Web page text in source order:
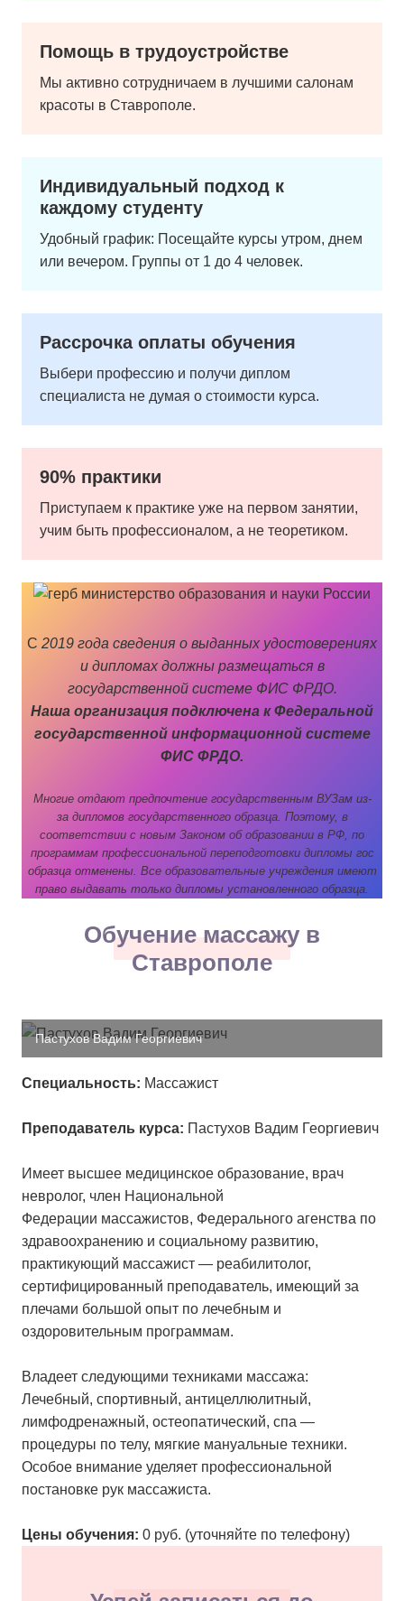
Помощь в трудоустройстве
Мы активно сотрудничаем в лучшими салонам
красоты в Ставрополе.
Индивидуальный подход к
каждому студенту
Удобный график: Посещайте курсы утром, днем
или вечером. Группы от 1 до 4 человек.
Рассрочка оплаты обучения
Выбери профессию и получи диплом
специалиста не думая о стоимости курса.
90% практики
Приступаем к практике уже на первом занятии,
учим быть профессионалом, а не теоретиком.
С 2019 года сведения о выданных удостоверениях
и дипломах должны размещаться в
государственной системе ФИС ФРДО.
Наша организация подключена к Федеральной
государственной информационной системе
ФИС ФРДО.
Многие отдают предпочтение государственным ВУЗам из-
за дипломов государственного образца. Поэтому, в
соответствии с новым Законом об образовании в РФ, по
программам профессиональной переподготовки дипломы гос
образца отменены. Все образовательные учреждения имеют
право выдавать только дипломы установленного образца.
Обучение массажу в
Ставрополе
Пастухов Вадим Георгиевич
Специальность: Массажист
Преподаватель курса: Пастухов Вадим Георгиевич
Имеет высшее медицинское образование, врач
невролог, член Национальной
Федерации массажистов, Федерального агенства по
здравоохранению и социальному развитию,
практикующий массажист — реабилитолог,
сертифицированный преподаватель, имеющий за
плечами большой опыт по лечебным и
оздоровительным программам.
Владеет следующими техниками массажа:
Лечебный, спортивный, антицеллюлитный,
лимфодренажный, остеопатический, спа —
процедуры по телу, мягкие мануальные техники.
Особое внимание уделяет профессиональной
постановке рук массажиста.
Цены обучения: 0 руб. (уточняйте по телефону)